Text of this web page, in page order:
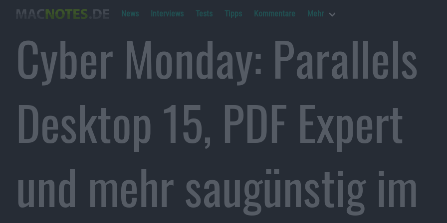
News Interviews Tests Tipps Kommentare Mehr
Cyber Monday: Parallels
Desktop 15, PDF Expert
und mehr saugünstig im